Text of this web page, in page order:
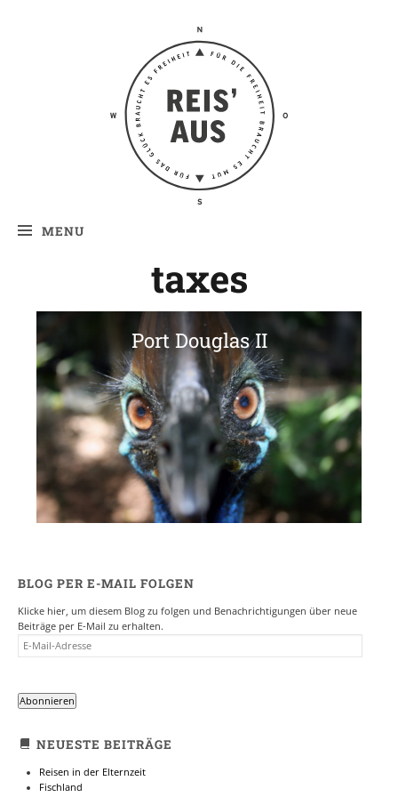
Reis' aus –
Reiseblog
MENU
taxes
Port Douglas II
BLOG PER E-MAIL FOLGEN
Klicke hier, um diesem Blog zu folgen und Benachrichtigungen über neue
Beiträge per E-Mail zu erhalten.
E-
MAIL-
Abonnieren
NEUESTE BEITRÄGE
Reisen in der Elternzeit
Fischland